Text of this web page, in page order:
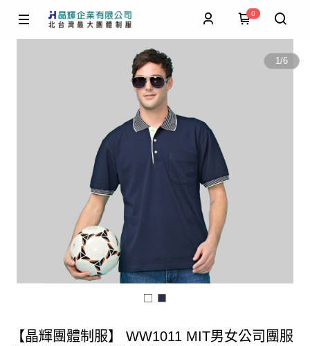
0
1/6
【晶輝團體制服】 WW1011 MIT男女公司團服